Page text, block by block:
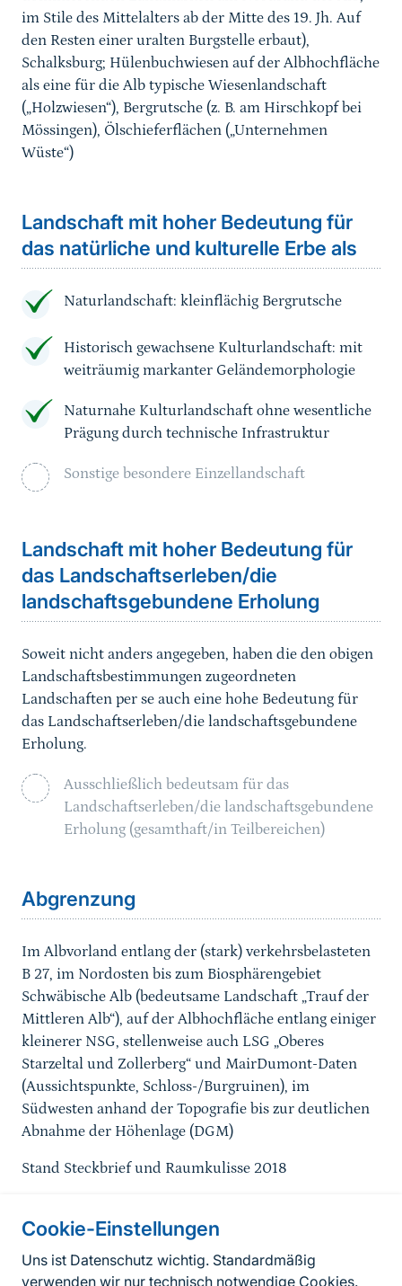
Cookie-Einstellungen
Uns ist Datenschutz wichtig. Standardmäßig
verwenden wir nur technisch notwendige Cookies.
im Stile des Mittelalters ab der Mitte des 19. Jh. Auf
den Resten einer uralten Burgstelle erbaut),
Schalksburg; Hülenbuchwiesen auf der Albhochfläche
als eine für die Alb typische Wiesenlandschaft
(„Holzwiesen“), Bergrutsche (z. B. am Hirschkopf bei
Mössingen), Ölschieferflächen („Unternehmen
Wüste“)
Landschaft mit hoher Bedeutung für
das natürliche und kulturelle Erbe als
Naturlandschaft: kleinflächig Bergrutsche
Historisch gewachsene Kulturlandschaft: mit
weiträumig markanter Geländemorphologie
Naturnahe Kulturlandschaft ohne wesentliche
Prägung durch technische Infrastruktur
Sonstige besondere Einzellandschaft
Landschaft mit hoher Bedeutung für
das Landschaftserleben/die
landschaftsgebundene Erholung
Soweit nicht anders angegeben, haben die den obigen
Landschaftsbestimmungen zugeordneten
Landschaften per se auch eine hohe Bedeutung für
das Landschaftserleben/die landschaftsgebundene
Erholung.
Ausschließlich bedeutsam für das
Landschaftserleben/die landschaftsgebundene
Erholung (gesamthaft/in Teilbereichen)
Abgrenzung
Im Albvorland entlang der (stark) verkehrsbelasteten
B 27, im Nordosten bis zum Biosphärengebiet
Schwäbische Alb (bedeutsame Landschaft „Trauf der
Mittleren Alb“), auf der Albhochfläche entlang einiger
kleinerer NSG, stellenweise auch LSG „Oberes
Starzeltal und Zollerberg“ und MairDumont-Daten
(Aussichtspunkte, Schloss-/Burgruinen), im
Südwesten anhand der Topografie bis zur deutlichen
Abnahme der Höhenlage (DGM)
Stand Steckbrief und Raumkulisse 2018
Informationen zur Seite